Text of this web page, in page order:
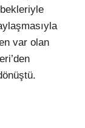
var olan